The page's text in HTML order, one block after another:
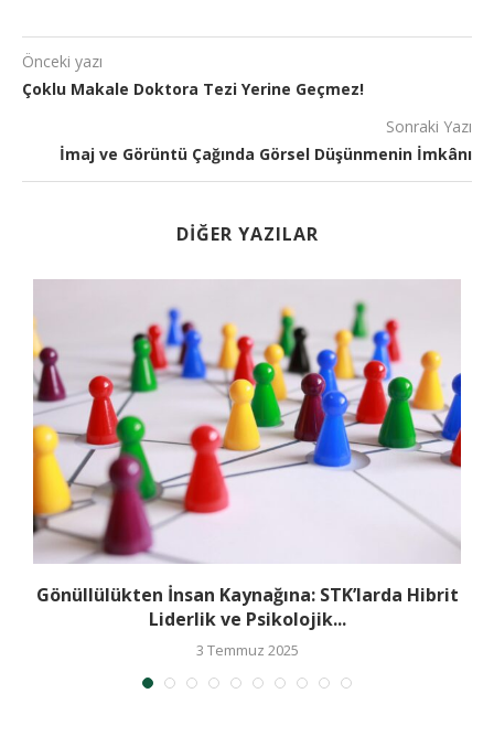
Önceki yazı
Çoklu Makale Doktora Tezi Yerine Geçmez!
Sonraki Yazı
İmaj ve Görüntü Çağında Görsel Düşünmenin İmkânı
DIĞER YAZILAR
Gönüllülükten İnsan Kaynağına: STK’larda Hibrit
Liderlik ve Psikolojik...
3 Temmuz 2025